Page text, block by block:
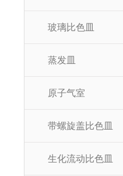
玻璃比色皿
蒸发皿
原子气室
带螺旋盖比色皿
生化流动比色皿